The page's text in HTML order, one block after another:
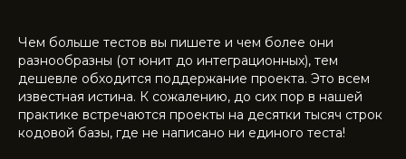
Чем больше тестов вы пишете и чем более они
разнообразны (от юнит до интеграционных), тем
дешевле обходится поддержание проекта. Это всем
известная истина. К сожалению, до сих пор в нашей
практике встречаются проекты на десятки тысяч строк
кодовой базы, где не написано ни единого теста!